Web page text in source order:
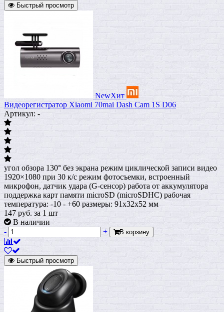
Быстрый просмотр
NewХит
Видеорегистратор Xiaomi 70mai Dash Cam 1S D06
Артикул: -
угол обзора 130° без экрана режим циклической записи видео
1920×1080 при 30 к/с режим фотосъемки, встроенный
микрофон, датчик удара (G-сенсор) работа от аккумулятора
поддержка карт памяти microSD (microSDHC) рабочая
температура: -10 - +60 размеры: 91х32х52 мм
147 руб. за 1 шт
В наличии
-
+ В корзину
Быстрый просмотр